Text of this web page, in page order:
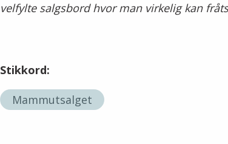
velfylte salgsbord hvor man virkelig kan
Stikkord:
Mammutsalget